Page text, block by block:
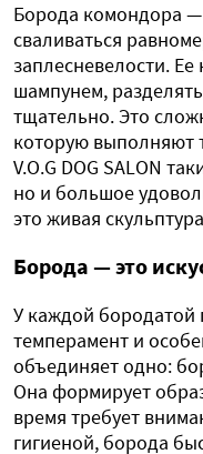
Борода комондора
сваливаться
заплесневелости.
шампунем,
тщательно. Это
которую выполняют
V.O.G DOG SALON
но и большое
это живая
Борода — это
У каждой
темперамент и
объединяет одно:
Она формирует
время требует
гигиеной, борода